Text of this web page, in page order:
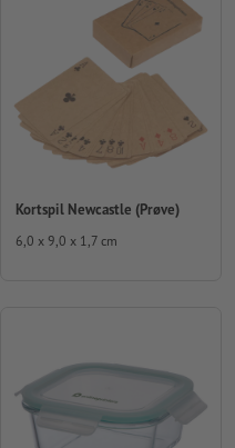
Kortspil Newcastle (Prøve)
6,0 x 9,0 x 1,7 cm